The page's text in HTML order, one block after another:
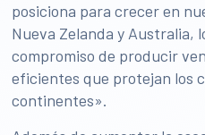
posiciona para crecer en
Nueva Zelanda y Australia,
compromiso de producir
eficientes que protejan los
continentes».